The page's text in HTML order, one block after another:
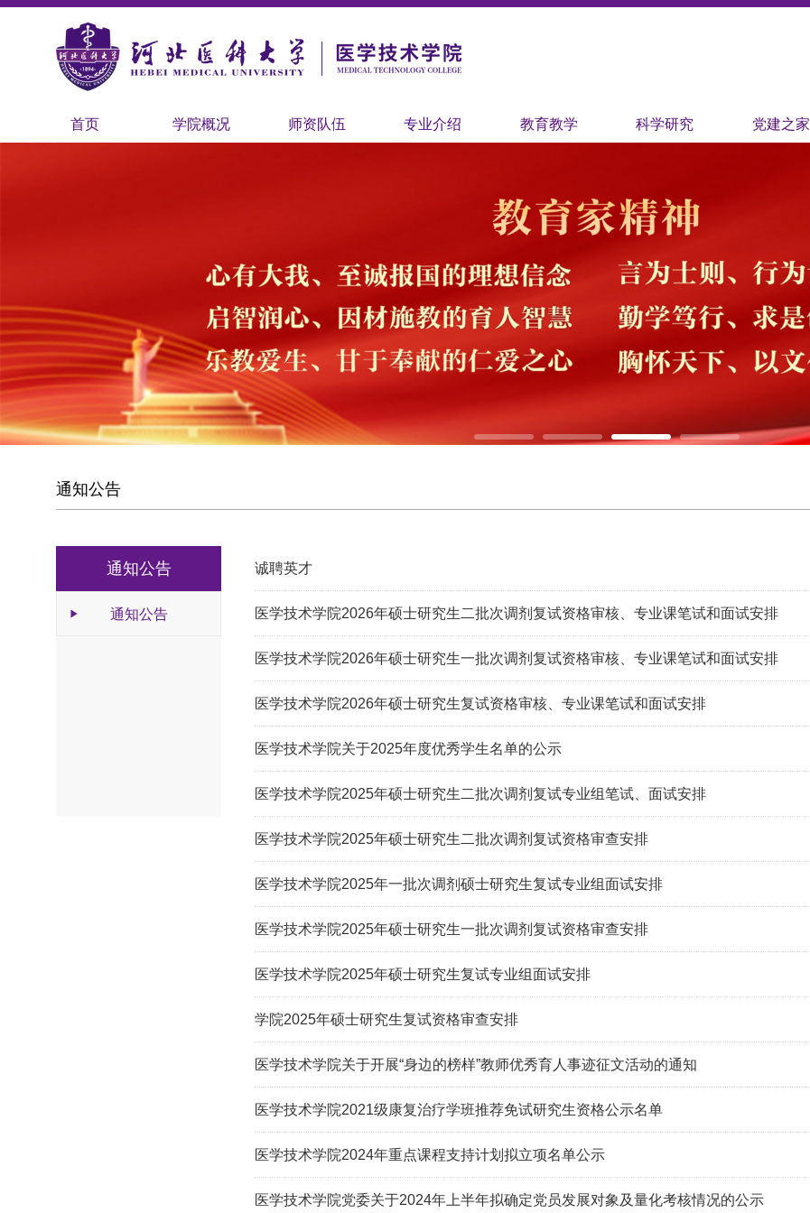
3 4
首页 学院概况 师资队伍 专业介绍 教育教学 科学研究 党建之家
通知公告
通知公告
通知公告
诚聘英才
医学技术学院2026年硕士研究生二批次调剂复试资格审核、专业课笔试和面试安排
医学技术学院2026年硕士研究生一批次调剂复试资格审核、专业课笔试和面试安排
医学技术学院2026年硕士研究生复试资格审核、专业课笔试和面试安排
医学技术学院关于2025年度优秀学生名单的公示
医学技术学院2025年硕士研究生二批次调剂复试专业组笔试、面试安排
医学技术学院2025年硕士研究生二批次调剂复试资格审查安排
医学技术学院2025年一批次调剂硕士研究生复试专业组面试安排
医学技术学院2025年硕士研究生一批次调剂复试资格审查安排
医学技术学院2025年硕士研究生复试专业组面试安排
学院2025年硕士研究生复试资格审查安排
医学技术学院关于开展“身边的榜样”教师优秀育人事迹征文活动的通知
医学技术学院2021级康复治疗学班推荐免试研究生资格公示名单
医学技术学院2024年重点课程支持计划拟立项名单公示
医学技术学院党委关于2024年上半年拟确定党员发展对象及量化考核情况的公示